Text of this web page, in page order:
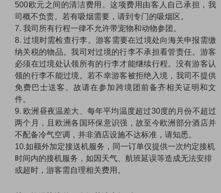
500欧元之间的清洁费用。这项费用由客人自己承担，我
司概不负责。若有吸烟需要，请到专门的吸烟区。
7. 我司所有行程一律不允许带宠物和动物参团。
8. 过境时需检查行李。游客需要在过境处向海关申报需缴
纳关税的物品。我司对过境的行李不承担看管责任。游客
必须在过境处认领所有的行李才能继续行程。没有游客认
领的行李不能过境。若不幸游客被拒绝入境，我司不提供
免费巴士送客。故请在参加跨境团前备齐相关证明和文
件。
9. 欧洲昼夜温差大、每年平均温度超过30度的月份不超过
两个月，且欧洲各国环保意识强，故至今欧洲部分酒店并
不配备冷气空调，并非酒店设施不达标准，请知悉。
10.如额外加定接送机服务，同一订单仅提供一次约定接机
时间内的接机服务，如因天气、航班延误等造成无法安排
或超时，游客需自理相关费用。